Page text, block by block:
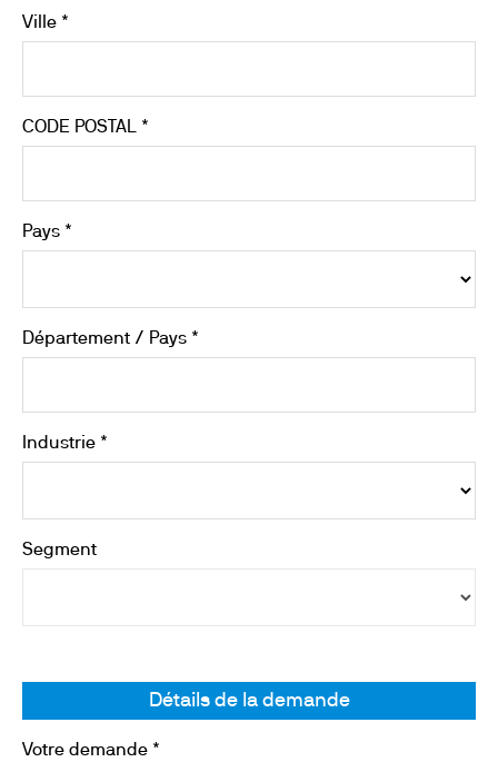
Ville *
CODE POSTAL *
Pays *
Département / Pays *
Industrie *
Segment
Détails de la demande
Votre demande *